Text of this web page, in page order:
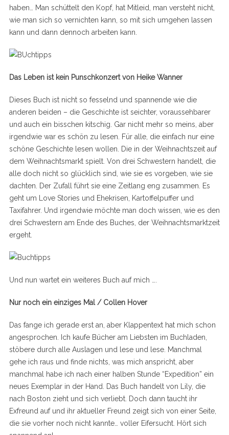
haben… Man schüttelt den Kopf, hat Mitleid, man versteht nicht,
wie man sich so vernichten kann, so mit sich umgehen lassen
kann und dann dennoch arbeiten kann.
Das Leben ist kein Punschkonzert von Heike Wanner
Dieses Buch ist nicht so fesselnd und spannende wie die
anderen beiden – die Geschichte ist seichter, voraussehbarer
und auch ein bisschen kitschig. Gar nicht mehr so meins, aber
irgendwie war es schön zu lesen. Für alle, die einfach nur eine
schöne Geschichte lesen wollen. Die in der Weihnachtszeit auf
dem Weihnachtsmarkt spielt. Von drei Schwestern handelt, die
alle doch nicht so glücklich sind, wie sie es vorgeben, wie sie
dachten. Der Zufall führt sie eine Zeitlang eng zusammen. Es
geht um Love Stories und Ehekrisen, Kartoffelpuffer und
Taxifahrer. Und irgendwie möchte man doch wissen, wie es den
drei Schwestern am Ende des Buches, der Weihnachtsmarktzeit
ergeht.
Und nun wartet ein weiteres Buch auf mich ….
Nur noch ein einziges Mal / Collen Hover
Das fange ich gerade erst an, aber Klappentext hat mich schon
angesprochen. Ich kaufe Bücher am Liebsten im Buchladen,
stöbere durch alle Auslagen und lese und lese. Manchmal
gehe ich raus und finde nichts, was mich anspricht, aber
manchmal habe ich nach einer halben Stunde “Expedition” ein
neues Exemplar in der Hand. Das Buch handelt von Lily, die
nach Boston zieht und sich verliebt. Doch dann taucht ihr
Exfreund auf und ihr aktueller Freund zeigt sich von einer Seite,
die sie vorher noch nicht kannte… voller Eifersucht. Hört sich